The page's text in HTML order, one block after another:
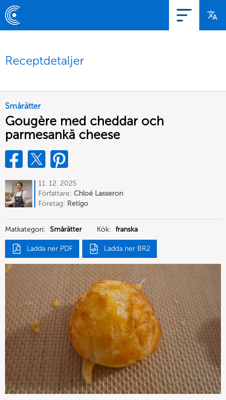
Receptdetaljer
Smårätter
Gougère med cheddar och
parmesankä cheese
11. 12. 2025
Författare: Chloé Lasseron
Företag: Retigo
Matkategori: Smårätter Kök: franska
Ladda ner PDF Ladda ner BR2